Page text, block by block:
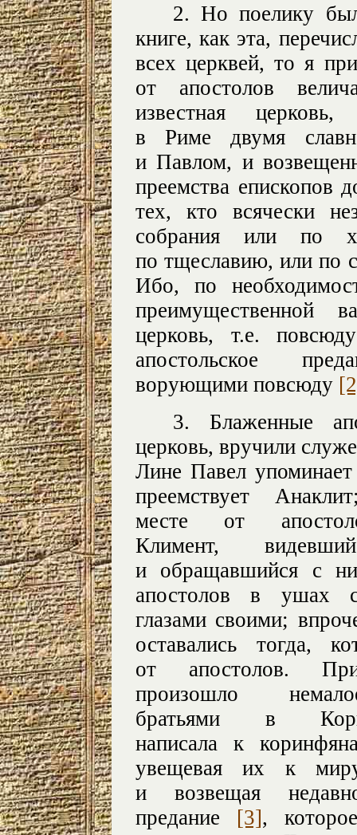
2. Но поелику
книге, как эта,
всех церквей, то я
от апостолов
известная
в Риме двумя
и Павлом, и
преемства епископов
тех, кто всячески
собрания или по
по тщеславию, или по
Ибо, по
преимущественной
церковь, т.е.
апостольское
ворующими повсюду
3. Блаженные
церковь, вручили
Лине Павел
преемствует
месте от
Климент,
и обращавшийся с
апостолов в ушах
глазами своими;
оставались тогда,
от апостолов.
произошло
братьями в
написала к
увещевая их к
и возвещая
предание [3],